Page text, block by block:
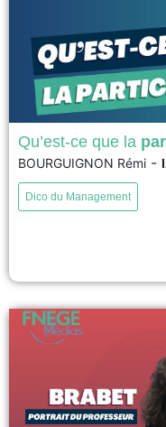
La notion de participation
l’emploie dans le monde du
humaines. S’il n’est pas
voir
Qu’est-ce que la
BOURGUIGNON Rémi -
Dico du Management